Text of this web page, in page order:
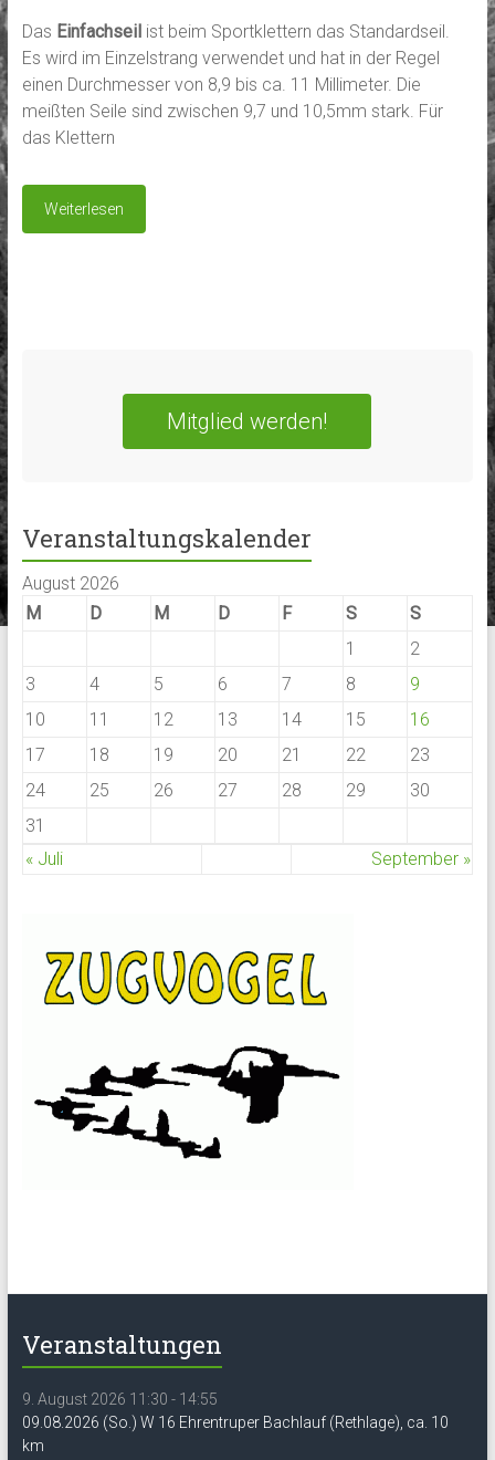
Das Einfachseilist beim Sportklettern das Standardseil.
Es wird im Einzelstrang verwendet und hat in der Regel
einen Durchmesser von 8,9 bis ca. 11 Millimeter. Die
meißten Seile sind zwischen 9,7 und 10,5mm stark. Für
das Klettern
Weiterlesen
Mitglied werden!
Veranstaltungskalender
August 2026
M
D M D F S
S
1
2
3
4 5 6 7 8
9
10
11 12 13 14 15
16
17
18 19 20 21 22
23
24
25 26 27 28 29
30
31
« Juli
September »
Veranstaltungen
9. August 2026 11:30 - 14:55
09.08.2026 (So.) W 16 Ehrentruper Bachlauf (Rethlage), ca. 10
km